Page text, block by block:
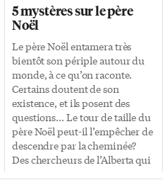
5 mystères sur le père
Noël
Le père Noël entamera très
bientôt son périple autour du
monde, à ce qu’on raconte.
Certains doutent de son
existence, et ils posent des
questions… Le tour de taille du
père Noël peut-il l’empêcher de
descendre par la cheminée?
Des chercheurs de l’Alberta qui